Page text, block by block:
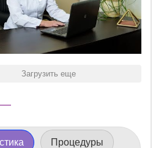
Загрузить еще
Процедуры